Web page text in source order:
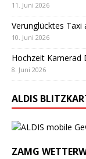
11. Juni 2026
Verunglücktes Taxi
10. Juni 2026
Hochzeit Kamerad
8. Juni 2026
ALDIS
ZAMG